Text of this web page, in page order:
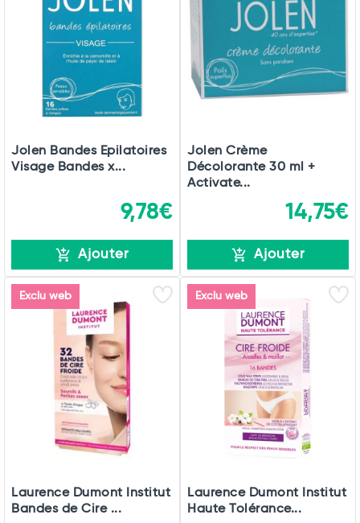
Jolen Bandes Epilatoires
Visage Bandes x...
9,78€
Ajouter
Jolen Crème
Décolorante 30 ml +
Activate...
14,75€
Ajouter
Exclu web
Laurence Dumont Institut
Bandes de Cire ...
Exclu web
Laurence Dumont Institut
Haute Tolérance...